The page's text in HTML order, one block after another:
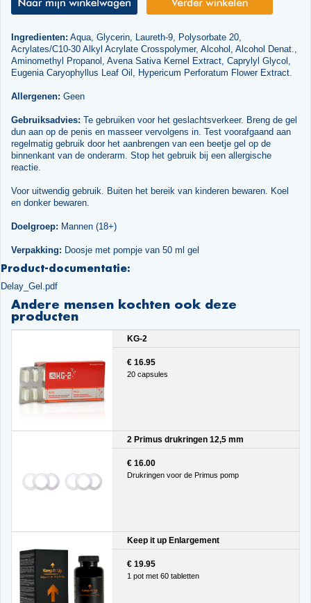
Ingredienten: Aqua, Glycerin, Laureth-9, Polysorbate 20,
Acrylates/C10-30 Alkyl Acrylate Crosspolymer, Alcohol, Alcohol Denat.,
Aminomethyl Propanol, Avena Sativa Kernel Extract, Caprylyl Glycol,
Eugenia Caryophyllus Leaf Oil, Hypericum Perforatum Flower Extract.
Allergenen: Geen
Gebruiksadvies: Te gebruiken voor het geslachtsverkeer. Breng de gel
dun aan op de penis en masseer vervolgens in. Test voorafgaand aan
regelmatig gebruik door het aanbrengen van een beetje gel op de
binnenkant van de onderarm. Stop het gebruik bij een allergische
reactie.
Voor uitwendig gebruik. Buiten het bereik van kinderen bewaren. Koel
en donker bewaren.
Doelgroep: Mannen (18+)
Verpakking: Doosje met pompje van 50 ml gel
Product-documentatie:
Delay_Gel.pdf
Andere mensen kochten ook deze
producten
KG-2
€ 16.95
20 capsules
2 Primus drukringen 12,5 mm
€ 16.00
Drukringen voor de Primus pomp
Keep it up Enlargement
€ 19.95
1 pot met 60 tabletten